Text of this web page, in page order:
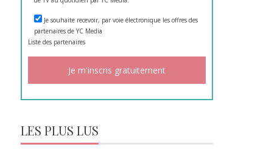
Je souhaite recevoir, par voie électronique les offres des
partenaires de YC Media
Liste des partenaires
LES PLUS LUS